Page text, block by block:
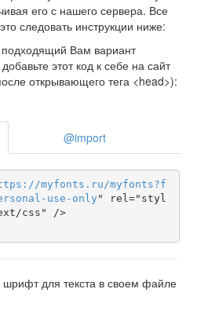
его с нашего сервера. Все
следовать инструкции ниже:
Вам вариант
этот код к себе на сайт
открывающего тега <head>):
@import
://myfonts . ru/myfonts?f
use-only" rel="styl
css" />
шрифт для текста в своем файле